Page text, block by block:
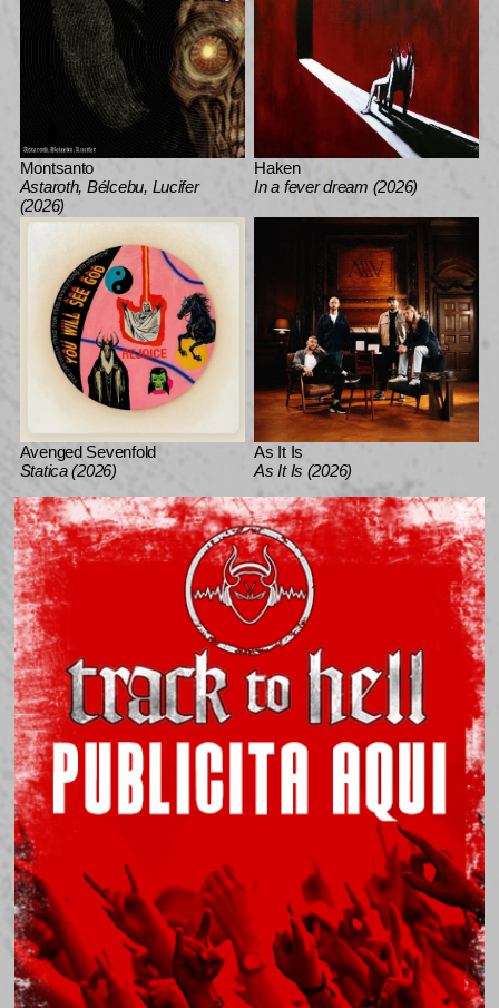
Montsanto
Astaroth, Bélcebu, Lucifer
(2026)
Haken
In a fever dream (2026)
Avenged Sevenfold
Statica (2026)
As It Is
As It Is (2026)